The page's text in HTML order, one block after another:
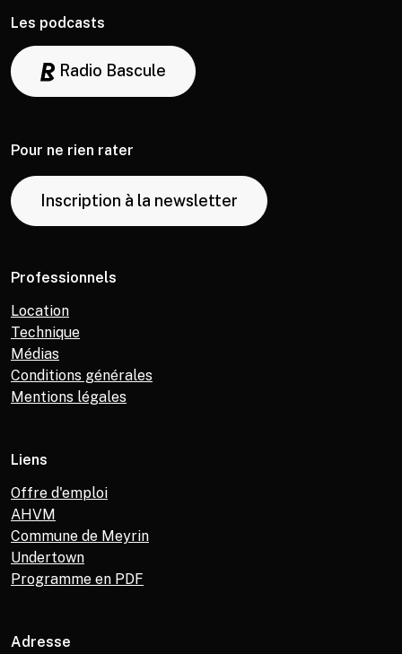
Les podcasts
Radio Bascule
Pour ne rien rater
Inscription à la newsletter
Professionnels
Location
Technique
Médias
Conditions générales
Mentions légales
Liens
Offre d'emploi
AHVM
Commune de Meyrin
Undertown
Programme en PDF
Adresse